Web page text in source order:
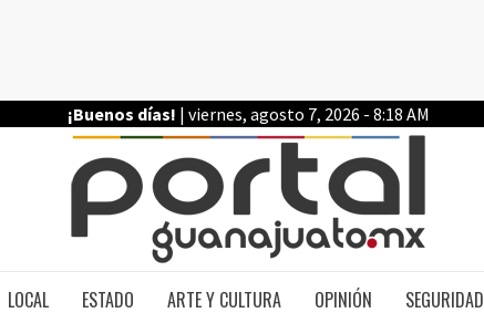
¡Buenos días! | viernes, agosto 7, 2026 - 8:18 AM
LOCAL ESTADO ARTE Y CULTURA OPINIÓN SEGURIDAD